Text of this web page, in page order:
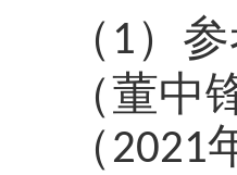
（ 1）
（董中
（2021